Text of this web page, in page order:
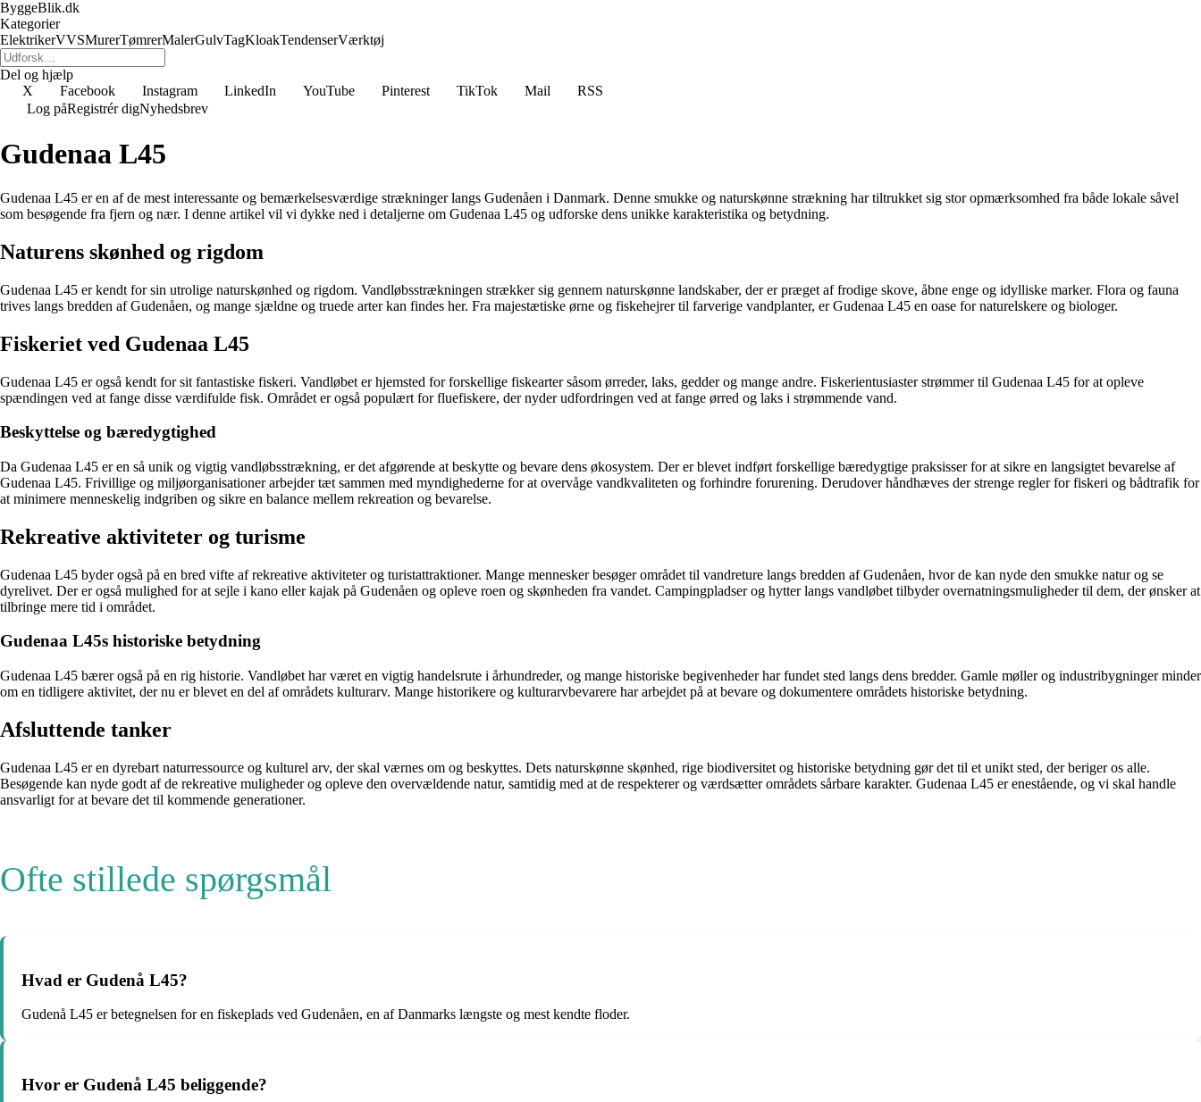
ByggeBlik.dk
Kategorier
ElektrikerVVSMurerTømrerMalerGulvTagKloakTendenserVærktøj
Del og hjælp
X
Facebook Instagram LinkedIn YouTube Pinterest TikTok Mail
RSS
Log påRegistrér digNyhedsbrev
Gudenaa L45
Gudenaa L45 er en af de mest interessante og bemærkelsesværdige strækninger langs Gudenåen i Danmark. Denne smukke og naturskønne strækning har tiltrukket sig stor opmærksomhed fra både lokale såvel
som besøgende fra fjern og nær. I denne artikel vil vi dykke ned i detaljerne om Gudenaa L45 og udforske dens unikke karakteristika og betydning.
Naturens skønhed og rigdom
Gudenaa L45 er kendt for sin utrolige naturskønhed og rigdom. Vandløbsstrækningen strækker sig gennem naturskønne landskaber, der er præget af frodige skove, åbne enge og idylliske marker. Flora og fauna
trives langs bredden af Gudenåen, og mange sjældne og truede arter kan findes her. Fra majestætiske ørne og fiskehejrer til farverige vandplanter, er Gudenaa L45 en oase for naturelskere og biologer.
Fiskeriet ved Gudenaa L45
Gudenaa L45 er også kendt for sit fantastiske fiskeri. Vandløbet er hjemsted for forskellige fiskearter såsom ørreder, laks, gedder og mange andre. Fiskerientusiaster strømmer til Gudenaa L45 for at opleve
spændingen ved at fange disse værdifulde fisk. Området er også populært for fluefiskere, der nyder udfordringen ved at fange ørred og laks i strømmende vand.
Beskyttelse og bæredygtighed
Da Gudenaa L45 er en så unik og vigtig vandløbsstrækning, er det afgørende at beskytte og bevare dens økosystem. Der er blevet indført forskellige bæredygtige praksisser for at sikre en langsigtet bevarelse af
Gudenaa L45. Frivillige og miljøorganisationer arbejder tæt sammen med myndighederne for at overvåge vandkvaliteten og forhindre forurening. Derudover håndhæves der strenge regler for fiskeri og bådtrafik for
at minimere menneskelig indgriben og sikre en balance mellem rekreation og bevarelse.
Rekreative aktiviteter og turisme
Gudenaa L45 byder også på en bred vifte af rekreative aktiviteter og turistattraktioner. Mange mennesker besøger området til vandreture langs bredden af Gudenåen, hvor de kan nyde den smukke natur og se
dyrelivet. Der er også mulighed for at sejle i kano eller kajak på Gudenåen og opleve roen og skønheden fra vandet. Campingpladser og hytter langs vandløbet tilbyder overnatningsmuligheder til dem, der ønsker at
tilbringe mere tid i området.
Gudenaa L45s historiske betydning
Gudenaa L45 bærer også på en rig historie. Vandløbet har været en vigtig handelsrute i århundreder, og mange historiske begivenheder har fundet sted langs dens bredder. Gamle møller og industribygninger minder
om en tidligere aktivitet, der nu er blevet en del af områdets kulturarv. Mange historikere og kulturarvbevarere har arbejdet på at bevare og dokumentere områdets historiske betydning.
Afsluttende tanker
Gudenaa L45 er en dyrebart naturressource og kulturel arv, der skal værnes om og beskyttes. Dets naturskønne skønhed, rige biodiversitet og historiske betydning gør det til et unikt sted, der beriger os alle.
Besøgende kan nyde godt af de rekreative muligheder og opleve den overvældende natur, samtidig med at de respekterer og værdsætter områdets sårbare karakter. Gudenaa L45 er enestående, og vi skal handle
ansvarligt for at bevare det til kommende generationer.
Ofte stillede spørgsmål
Hvad er Gudenå L45?
Gudenå L45 er betegnelsen for en fiskeplads ved Gudenåen, en af Danmarks længste og mest kendte floder.
Hvor er Gudenå L45 beliggende?